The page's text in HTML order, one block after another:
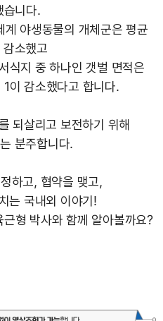
습니다.
야생동물의 개체군은 평균
소했고
식지 중 하나인 갯벌 면적은
이 감소했다고 합니다.
되살리고 보전하기 위해
분주합니다.
하고, 협약을 맺고,
는 국내외 이야기!
형 박사와 함께 알아볼까요?